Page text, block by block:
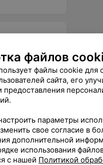
в магазине также нет! Еще
файлов
файлы cookie для
сайта, его
предоставления
параметры
свое согласие в
дополнительной
использования
с нашей Политикой